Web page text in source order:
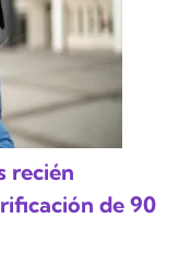
recién
de 90